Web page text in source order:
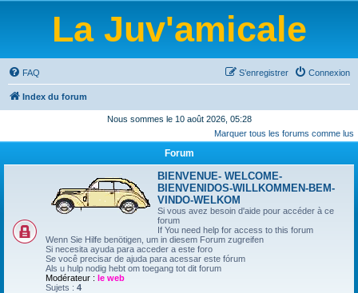
La Juv'amicale
FAQ Connexion
S’enregistrer
Index du forum
Nous sommes le 10 août 2026, 05:28
Marquer tous les forums comme lus
Forum
BIENVENUE- WELCOME-
BIENVENIDOS-WILLKOMMEN-BEM-
VINDO-WELKOM
Si vous avez besoin d'aide pour accéder à ce
forum
If You need help for access to this forum
Wenn Sie Hilfe benötigen, um in diesem Forum zugreifen
Si necesita ayuda para acceder a este foro
Se você precisar de ajuda para acessar este fórum
Als u hulp nodig hebt om toegang tot dit forum
Modérateur : le web
Sujets : 4